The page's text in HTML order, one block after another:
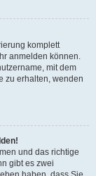
komplett
anmelden können.
mit dem
zu erhalten, wenden
und das richtige
gibt es zwei